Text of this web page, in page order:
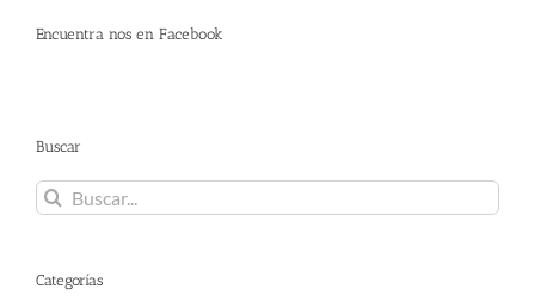
Encuentra nos en Facebook
Buscar
Buscar:
Categorías